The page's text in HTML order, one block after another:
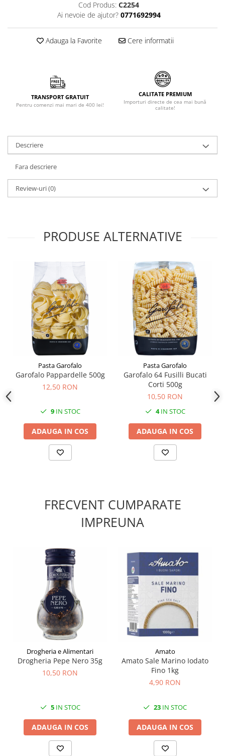
Zahăr & Îndulcitori
Creme & Esente
Paste Italiene
Orez & Polenta
Cod Produs: C2254
Ai nevoie de ajutor? 0771692994
Adauga la Favorite Cere informatii
TRANSPORT GRATUIT
Pentru comenzi mai mari de 400 lei!
CALITATE PREMIUM
Importuri directe de cea mai bună
calitate!
Descriere
Fara descriere
Review-uri(0)
PRODUSE ALTERNATIVE
Pasta Garofalo
Garofalo Pappardelle 500g
12,50 RON
9IN STOC
ADAUGA IN COS
Pasta Garofalo
Garofalo 64 Fusilli Bucati
Corti 500g
10,50 RON
4IN STOC
ADAUGA IN COS
FRECVENT CUMPARATE
IMPREUNA
Drogheria e Alimentari
Drogheria Pepe Nero 35g
10,50 RON
5IN STOC
ADAUGA IN COS
Amato
Amato Sale Marino Iodato
Fino 1kg
4,90 RON
23 IN STOC
ADAUGA IN COS